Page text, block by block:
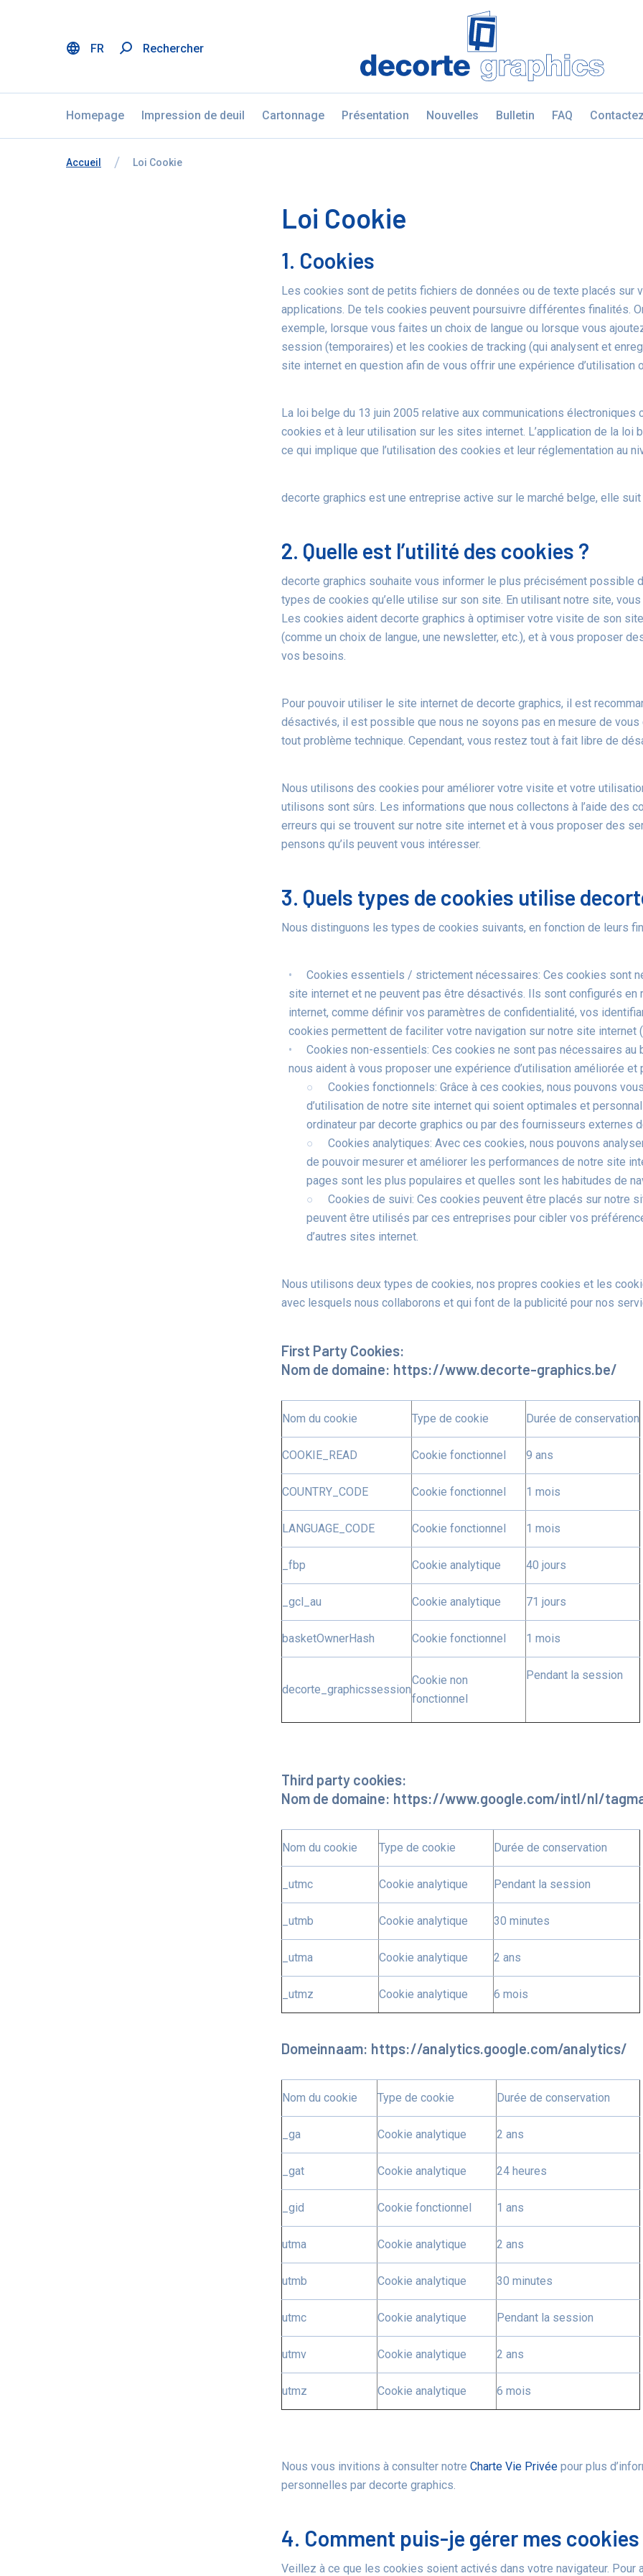
FR Rechercher
Fratello DEMO
Homepage Impression de deuil Cartonnage Présentation Nouvelles Bulletin FAQ
Vous êtes ici:
de
Accueil Loi Cookie
Loi Cookie
1. Cookies
Les cookies sont de petits fichiers de données ou de texte placés sur
applications. De tels cookies peuvent poursuivre différentes finalités.
exemple, lorsque vous faites un choix de langue ou lorsque vous
session (temporaires) et les cookies de tracking (qui analysent et
site internet en question afin de vous offrir une expérience d’utilisation
La loi belge du 13 juin 2005 relative aux communications
cookies et à leur utilisation sur les sites internet. L’application de la loi
ce qui implique que l’utilisation des cookies et leur réglementation au
decorte graphics est une entreprise active sur le marché belge, elle
2. Quelle est l’utilité des cookies ?
decorte graphics souhaite vous informer le plus précisément possible
types de cookies qu’elle utilise sur son site. En utilisant notre site,
Les cookies aident decorte graphics à optimiser votre visite de son
(comme un choix de langue, une newsletter, etc.), et à vous proposer
vos besoins.
Pour pouvoir utiliser le site internet de decorte graphics, il est
désactivés, il est possible que nous ne soyons pas en mesure de
tout problème technique. Cependant, vous restez tout à fait libre de
Nous utilisons des cookies pour améliorer votre visite et votre
utilisons sont sûrs. Les informations que nous collectons à l’aide des
erreurs qui se trouvent sur notre site internet et à vous proposer des
pensons qu’ils peuvent vous intéresser.
3. Quels types de cookies utilise
Nous distinguons les types de cookies suivants, en fonction de leurs
Cookies essentiels / strictement nécessaires: Ces cookies sont
site internet et ne peuvent pas être désactivés. Ils sont configurés
internet, comme définir vos paramètres de confidentialité, vos
cookies permettent de faciliter votre navigation sur notre site internet
Cookies non-essentiels: Ces cookies ne sont pas nécessaires
nous aident à vous proposer une expérience d’utilisation améliorée et
Cookies fonctionnels: Grâce à ces cookies, nous pouvons
d’utilisation de notre site internet qui soient optimales et
ordinateur par decorte graphics ou par des fournisseurs externes
Cookies analytiques: Avec ces cookies, nous pouvons
de pouvoir mesurer et améliorer les performances de notre site
pages sont les plus populaires et quelles sont les habitudes de
Cookies de suivi: Ces cookies peuvent être placés sur notre
peuvent être utilisés par ces entreprises pour cibler vos
d’autres sites internet.
Nous utilisons deux types de cookies, nos propres cookies et les
avec lesquels nous collaborons et qui font de la publicité pour nos
First Party Cookies:
Nom de domaine: https://www.decorte-graphics.be/
Nom du cookie Type de cookie Durée de conservation
COOKIE_READ Cookie fonctionnel 9 ans
COUNTRY_CODE Cookie fonctionnel 1 mois
LANGUAGE_CODE Cookie fonctionnel 1 mois
_fbp Cookie analytique 40 jours
_gcl_au Cookie analytique 71 jours
basketOwnerHash Cookie fonctionnel 1 mois
decorte_graphicssession
Cookie non
fonctionnel
Pendant la session
Third party cookies:
Nom de domaine: https://www.google.com/intl/nl/
Nom du cookie Type de cookie Durée de conservation
_utmc Cookie analytique Pendant la session
_utmb Cookie analytique 30 minutes
_utma Cookie analytique 2 ans
_utmz Cookie analytique 6 mois
Domeinnaam: https://analytics.google.com/analytics/
Nom du cookie Type de cookie Durée de conservation
_ga Cookie analytique 2 ans
_gat Cookie analytique 24 heures
_gid Cookie fonctionnel 1 ans
utma Cookie analytique 2 ans
utmb Cookie analytique 30 minutes
utmc Cookie analytique Pendant la session
utmv Cookie analytique 2 ans
utmz Cookie analytique 6 mois
Nous vous invitions à consulter notre Charte Vie Privée pour plus
personnelles par decorte graphics.
4. Comment puis-je gérer mes cookies
Veillez à ce que les cookies soient activés dans votre navigateur.